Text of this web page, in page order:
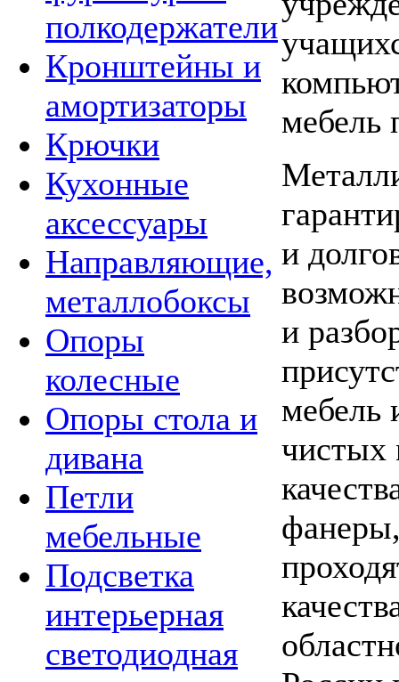
полкодержатели
Кронштейны и
амортизаторы
Крючки
Кухонные
аксессуары
Направляющие,
металлобоксы
Опоры
колесные
Опоры стола и
дивана
Петли
мебельные
Подсветка
интерьерная
светодиодная
мебель
и
и
мебель
чистых